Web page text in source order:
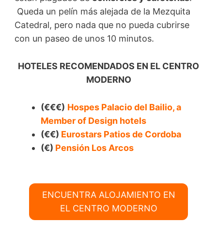
Queda un pelín más alejada de la Mezquita
Catedral, pero nada que no pueda cubrirse
con un paseo de unos 10 minutos.
HOTELES RECOMENDADOS EN EL CENTRO
MODERNO
(€€€) Hospes Palacio del Bailio, a
Member of Design hotels
(€€) Eurostars Patios de Cordoba
(€) Pensión Los Arcos
ENCUENTRA ALOJAMIENTO EN
EL CENTRO MODERNO